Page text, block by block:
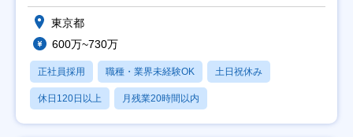
東京都
600万~730万
正社員採用 職種・業界未経験OK 土日祝休み
休日120日以上 月残業20時間以内